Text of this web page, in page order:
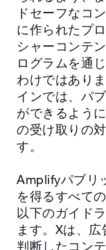
ドセーフなコ
に作られたプ
シャーコンテ
ログラムを通
わけではあり
インでは、パ
ができるよう
の受け取りの
す。
Amplifyパブリ
を得るすべて
以下のガイド
ます。Xは、
判断したコン